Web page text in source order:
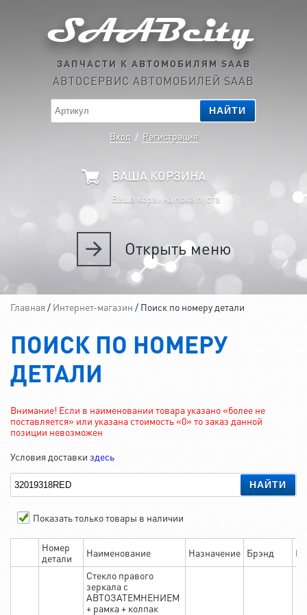
ЗАПЧАСТИ К АВТОМОБИЛЯМ SAAB
АВТОСЕРВИС АВТОМОБИЛЕЙ SAAB
НАЙТИ
Вход / Регистрация
ВАША КОРЗИНА
Ваша корзина пока пуста
Открытьменю
Главная / Интернет-магазин / Поиск по номеру детали
ПОИСК ПО НОМЕРУ
ДЕТАЛИ
Внимание! Если в наименовании товара указано «более не
поставляется» или указана стоимость «0» то заказ данной
позиции невозможен
Условия доставки здесь
НАЙТИ
Показать только товары в наличии
Номер
детали
Наименование Назначение Брэнд
Стекло правого
зеркала с
АВТОЗАТЕМНЕНИЕМ
+ рамка + колпак